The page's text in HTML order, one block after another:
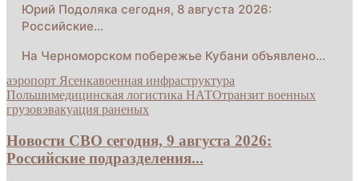
Юрий Подоляка сегодня, 8 августа 2026:
Российские…
На Черноморском побережье Кубани объявлено…
аэропорт Ясенкавоенная инфраструктура
Польшимедицинская логистика НАТОтранзит военных
грузовэвакуация раненых
Новости СВО сегодня, 9 августа 2026:
Российские подразделения...